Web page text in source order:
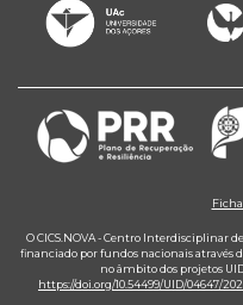
O CICS.NOVA - Centro Interdisciplinar
financiado por fundos nacionais através
no âmbito dos projetos
https://doi.org/10.54499/UID/04647/